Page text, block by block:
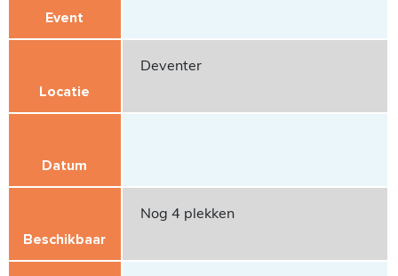
Deventer
Nog 4 plekken